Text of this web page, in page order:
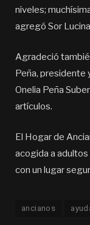
niveles;
agregó Sor
Agradeció
Peña, presidente
Onelia Peña
artículos.
El Hogar de
acogida a
con un lugar
ancianos